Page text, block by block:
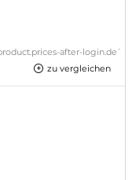
after-login.de`
zu vergleichen